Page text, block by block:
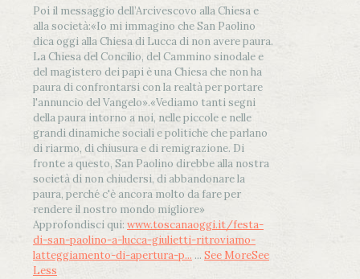
Poi il messaggio dell’Arcivescovo alla Chiesa e
alla società:«Io mi immagino che San Paolino
dica oggi alla Chiesa di Lucca di non avere paura.
La Chiesa del Concilio, del Cammino sinodale e
del magistero dei papi è una Chiesa che non ha
paura di confrontarsi con la realtà per portare
l'annuncio del Vangelo».«Vediamo tanti segni
della paura intorno a noi, nelle piccole e nelle
grandi dinamiche sociali e politiche che parlano
di riarmo, di chiusura e di remigrazione. Di
fronte a questo, San Paolino direbbe alla nostra
società di non chiudersi, di abbandonare la
paura, perché c'è ancora molto da fare per
rendere il nostro mondo migliore»
Approfondisci qui: www.toscanaoggi.it/festa-
di-san-paolino-a-lucca-giulietti-ritroviamo-
latteggiamento-di-apertura-p... ... See MoreSee
Less